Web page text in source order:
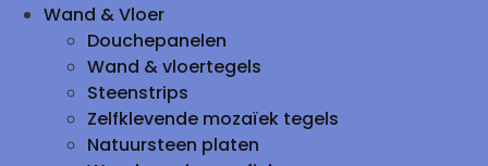
Wand & Vloer
Douchepanelen
Wand & vloertegels
Steenstrips
Zelfklevende mozaïek tegels
Natuursteen platen